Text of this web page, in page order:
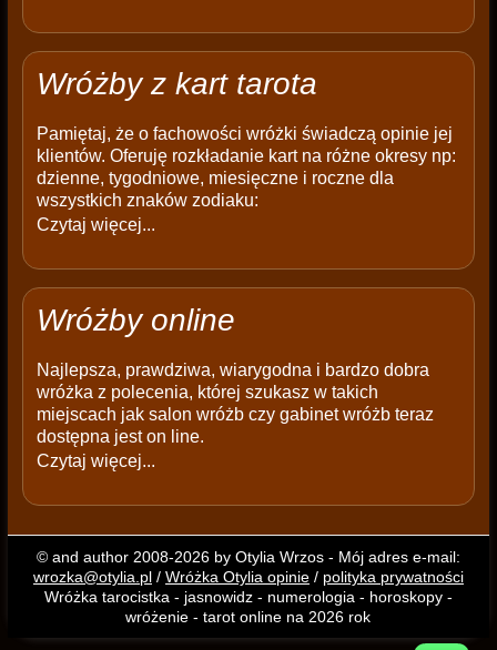
Wróżby z kart tarota
Pamiętaj, że o fachowości wróżki świadczą opinie jej
klientów. Oferuję rozkładanie kart na różne okresy np:
dzienne, tygodniowe, miesięczne i roczne dla
wszystkich znaków zodiaku:
Czytaj więcej...
Wróżby online
Najlepsza, prawdziwa, wiarygodna i bardzo dobra
wróżka z polecenia, której szukasz w takich
miejscach jak salon wróżb czy gabinet wróżb teraz
dostępna jest on line.
Czytaj więcej...
© and author 2008-2026 by Otylia Wrzos - Mój adres e-mail:
wrozka@otylia.pl/ Wróżka Otylia opinie/ polityka prywatności
Wróżka tarocistka - jasnowidz - numerologia - horoskopy -
wróżenie - tarot online na 2026 rok